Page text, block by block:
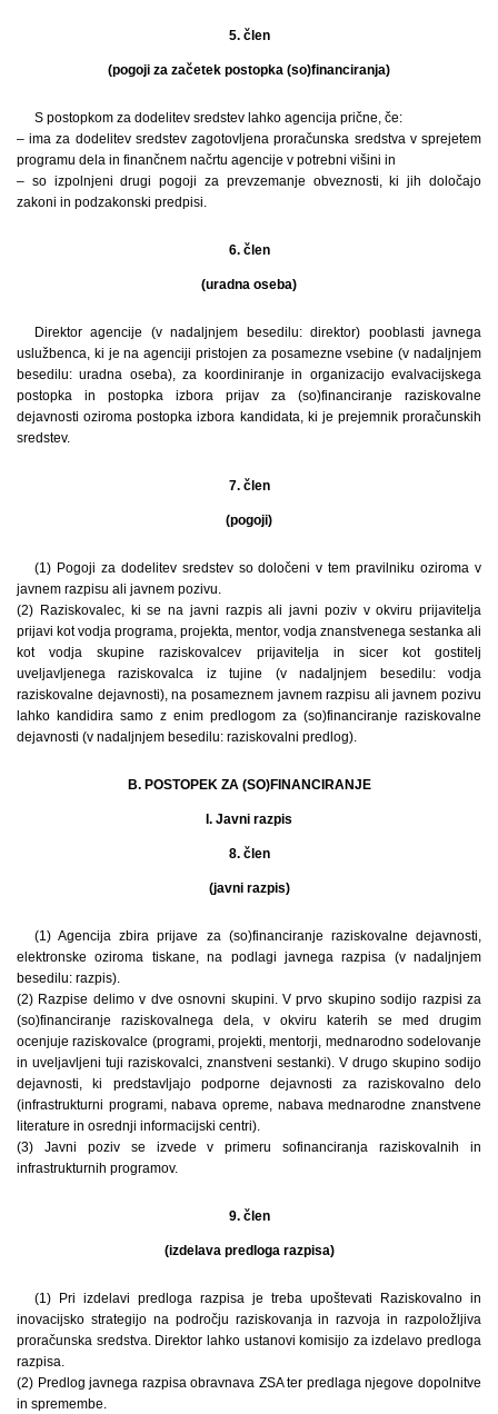
5. člen
(pogoji za začetek postopka (so)financiranja)
S postopkom za dodelitev sredstev lahko agencija prične, če:
– ima za dodelitev sredstev zagotovljena proračunska sredstva v sprejetem
programu dela in finančnem načrtu agencije v potrebni višini in
– so izpolnjeni drugi pogoji za prevzemanje obveznosti, ki jih določajo
zakoni in podzakonski predpisi.
6. člen
(uradna oseba)
Direktor agencije (v nadaljnjem besedilu: direktor) pooblasti javnega
uslužbenca, ki je na agenciji pristojen za posamezne vsebine (v nadaljnjem
besedilu: uradna oseba), za koordiniranje in organizacijo evalvacijskega
postopka in postopka izbora prijav za (so)financiranje raziskovalne
dejavnosti oziroma postopka izbora kandidata, ki je prejemnik proračunskih
sredstev.
7. člen
(pogoji)
(1) Pogoji za dodelitev sredstev so določeni v tem pravilniku oziroma v
javnem razpisu ali javnem pozivu.
(2) Raziskovalec, ki se na javni razpis ali javni poziv v okviru prijavitelja
prijavi kot vodja programa, projekta, mentor, vodja znanstvenega sestanka ali
kot vodja skupine raziskovalcev prijavitelja in sicer kot gostitelj
uveljavljenega raziskovalca iz tujine (v nadaljnjem besedilu: vodja
raziskovalne dejavnosti), na posameznem javnem razpisu ali javnem pozivu
lahko kandidira samo z enim predlogom za (so)financiranje raziskovalne
dejavnosti (v nadaljnjem besedilu: raziskovalni predlog).
B. POSTOPEK ZA (SO)FINANCIRANJE
I. Javni razpis
8. člen
(javni razpis)
(1) Agencija zbira prijave za (so)financiranje raziskovalne dejavnosti,
elektronske oziroma tiskane, na podlagi javnega razpisa (v nadaljnjem
besedilu: razpis).
(2) Razpise delimo v dve osnovni skupini. V prvo skupino sodijo razpisi za
(so)financiranje raziskovalnega dela, v okviru katerih se med drugim
ocenjuje raziskovalce (programi, projekti, mentorji, mednarodno sodelovanje
in uveljavljeni tuji raziskovalci, znanstveni sestanki). V drugo skupino sodijo
dejavnosti, ki predstavljajo podporne dejavnosti za raziskovalno delo
(infrastrukturni programi, nabava opreme, nabava mednarodne znanstvene
literature in osrednji informacijski centri).
(3) Javni poziv se izvede v primeru sofinanciranja raziskovalnih in
infrastrukturnih programov.
9. člen
(izdelava predloga razpisa)
(1) Pri izdelavi predloga razpisa je treba upoštevati Raziskovalno in
inovacijsko strategijo na področju raziskovanja in razvoja in razpoložljiva
proračunska sredstva. Direktor lahko ustanovi komisijo za izdelavo predloga
razpisa.
(2) Predlog javnega razpisa obravnava ZSA ter predlaga njegove dopolnitve
in spremembe.